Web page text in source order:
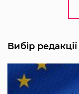
Вибір редакції